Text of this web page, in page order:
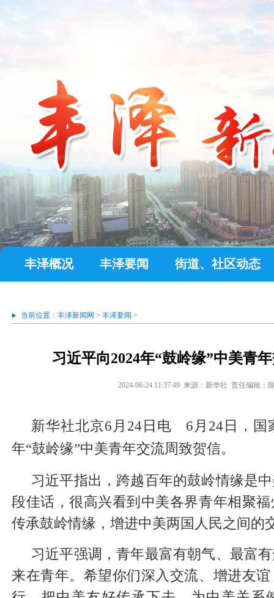
丰泽概况 丰泽要闻 街道、社区动态
当前位置： 丰泽新闻网 > 丰泽要闻 >
习近平向2024年“鼓岭缘”中美青
2024-06-24 11:37:49 来源：新华社 责任编辑：
新华社北京6月24日电 6月24日，国
年“鼓岭缘”中美青年交流周致贺信。
习近平指出，跨越百年的鼓岭情缘是
段佳话，很高兴看到中美各界青年相聚
传承鼓岭情缘，增进中美两国人民之间的
习近平强调，青年最富有朝气、最富
来在青年。希望你们深入交流、增进友